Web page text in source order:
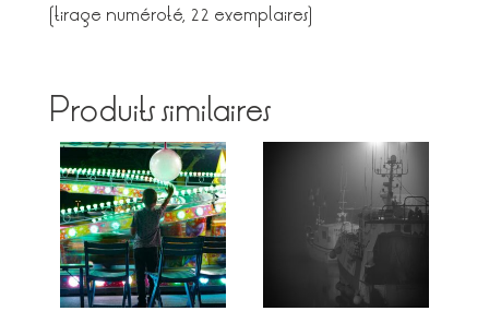
(tirage numéroté, 22 exemplaires)
Produits similaires